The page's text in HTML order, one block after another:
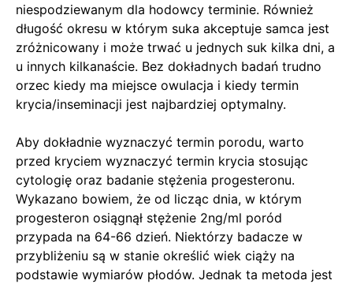
niespodziewanym dla hodowcy terminie. Również
długość okresu w którym suka akceptuje samca jest
zróżnicowany i może trwać u jednych suk kilka dni, a
u innych kilkanaście. Bez dokładnych badań trudno
orzec kiedy ma miejsce owulacja i kiedy termin
krycia/inseminacji jest najbardziej optymalny.
Aby dokładnie wyznaczyć termin porodu, warto
przed kryciem wyznaczyć termin krycia stosując
cytologię oraz badanie stężenia progesteronu.
Wykazano bowiem, że od licząc dnia, w którym
progesteron osiągnął stężenie 2ng/ml poród
przypada na 64-66 dzień. Niektórzy badacze w
przybliżeniu są w stanie określić wiek ciąży na
podstawie wymiarów płodów. Jednak ta metoda jest